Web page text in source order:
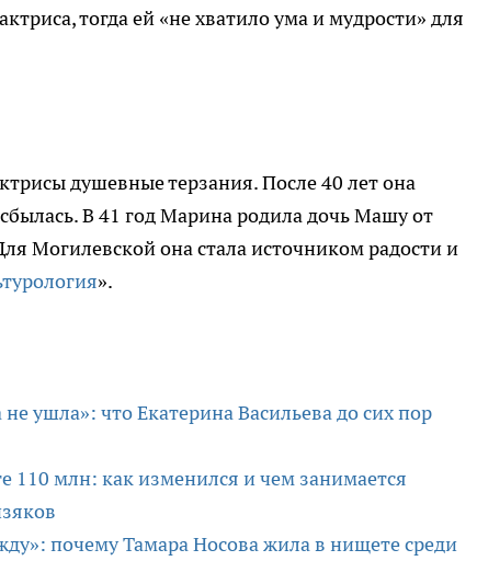
тогда ей «не хватило ума и мудрости» для
душевные терзания. После 40 лет она
В 41 год Марина родила дочь Машу от
Могилевской она стала источником радости и
».
ушла»: что Екатерина Васильева до сих пор
110 млн: как изменился и чем занимается
почему Тамара Носова жила в нищете среди